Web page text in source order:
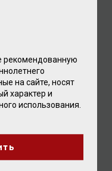
рекомендованную
на сайте, носят
характер и
использования.